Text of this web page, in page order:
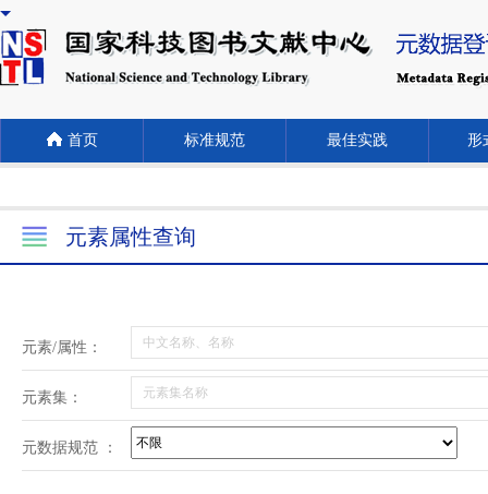
首页 标准规范 最佳实践 形
元素属性查询
元素/属性：
元素集：
元数据规范 ：